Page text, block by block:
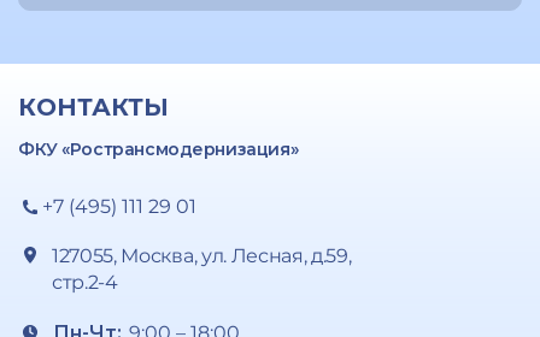
КОНТАКТЫ
ФКУ «Ространсмодернизация»
+7 (495) 111 29 01
127055, Москва, ул. Лесная, д.59,
стр.2-4